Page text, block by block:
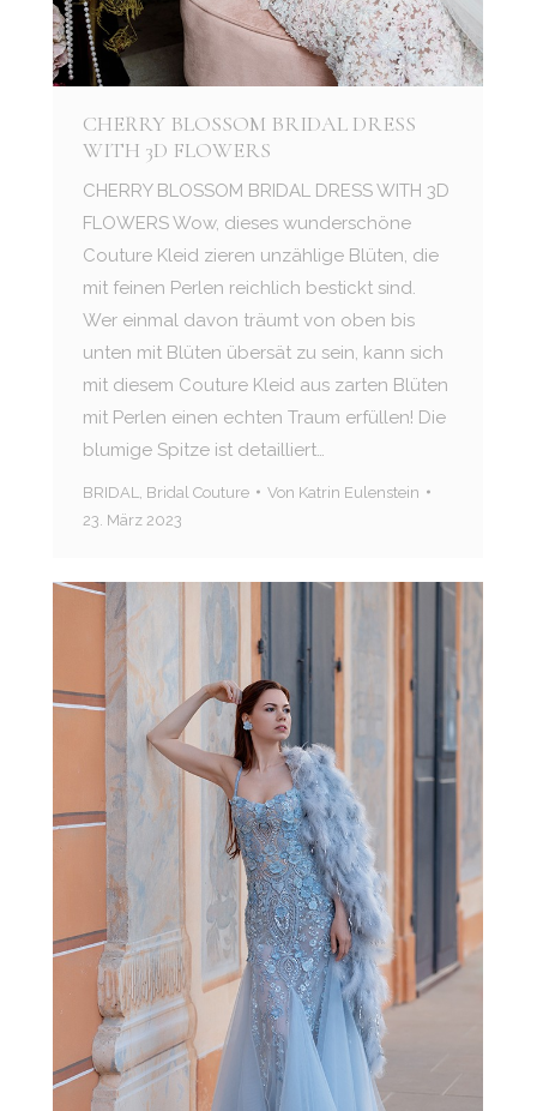
CHERRY BLOSSOM BRIDAL DRESS
WITH 3D FLOWERS
CHERRY BLOSSOM BRIDAL DRESS WITH 3D
FLOWERS Wow, dieses wunderschöne
Couture Kleid zieren unzählige Blüten, die
mit feinen Perlen reichlich bestickt sind.
Wer einmal davon träumt von oben bis
unten mit Blüten übersät zu sein, kann sich
mit diesem Couture Kleid aus zarten Blüten
mit Perlen einen echten Traum erfüllen! Die
blumige Spitze ist detailliert…
BRIDAL Bridal Couture Von Katrin Eulenstein
23. März 2023